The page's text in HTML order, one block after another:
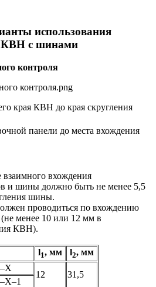
использования
КВН с шинами
контроля
края КВН до края скругления
панели до места вхождения
вхождения
и шины должно быть не менее 5,5
шины.
проводиться по вхождению
менее 10 или 12 мм в
КВН).
l1, мм l2, мм
12 31,5